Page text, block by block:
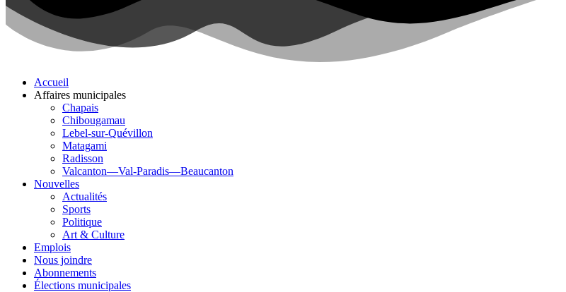
Accueil
Affaires municipales
Chapais
Chibougamau
Lebel-sur-Quévillon
Matagami
Radisson
Valcanton—Val-Paradis—Beaucanton
Nouvelles
Actualités
Sports
Politique
Art & Culture
Emplois
Nous joindre
Abonnements
Élections municipales